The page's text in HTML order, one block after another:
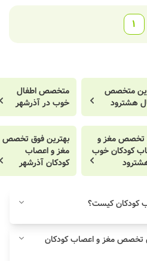
1
متخصص
هشترود
متخصص اطفال
خوب در آذرشهر
تخصص مغز و
کودکان خوب
بهترین فوق تخصص
مغز و اعصاب
کودکان آذرشهر
کودکان کیست؟
تخصص مغز و اعصاب کودکان